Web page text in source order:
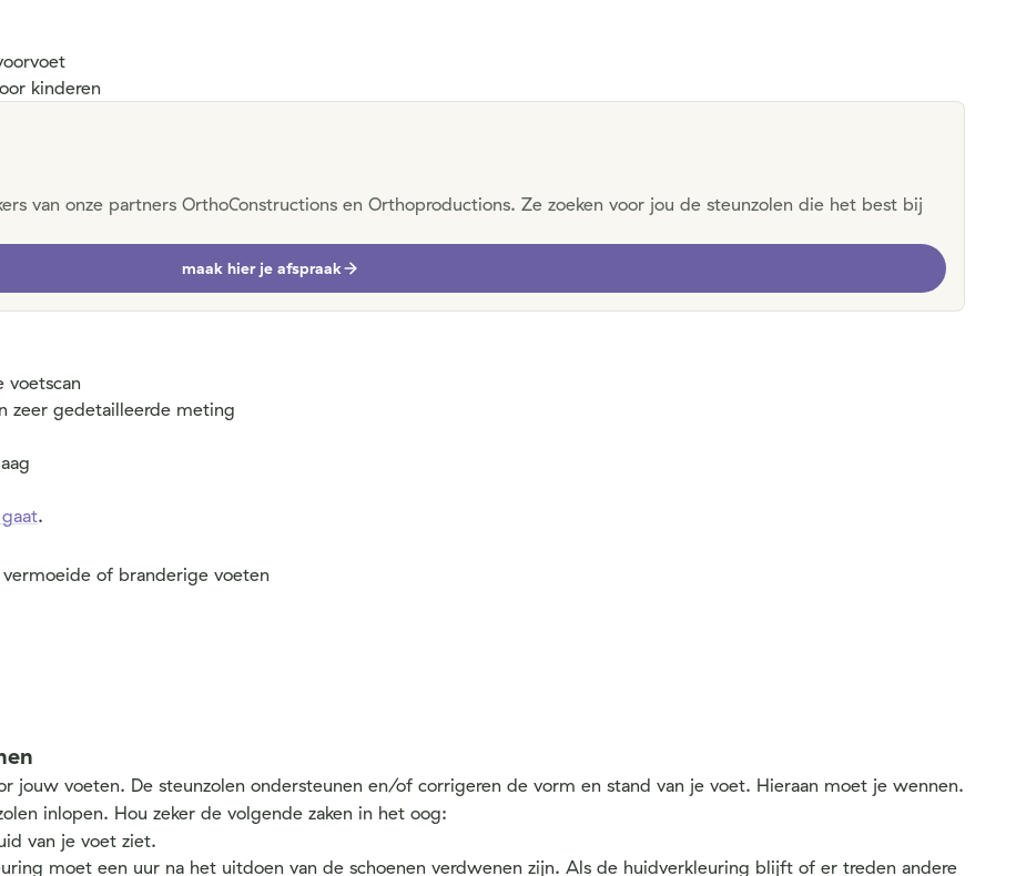
kinderen
van onze partners OrthoConstructions en Orthoproductions. Ze zoeken voor jou de steunzolen die het best bij
maak hier je afspraak
voetscan
zeer gedetailleerde meting
.
of branderige voeten
jouw voeten. De steunzolen ondersteunen en/of corrigeren de vorm en stand van je voet. Hieraan moet je wennen.
inlopen. Hou zeker de volgende zaken in het oog:
van je voet ziet.
moet een uur na het uitdoen van de schoenen verdwenen zijn. Als de huidverkleuring blijft of er treden andere